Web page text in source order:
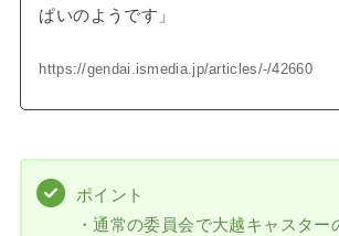
ぱいのようです」
https://gendai.ismedia.jp/articles/-/42660
ポイント
・通常の委員会で大越キャスター